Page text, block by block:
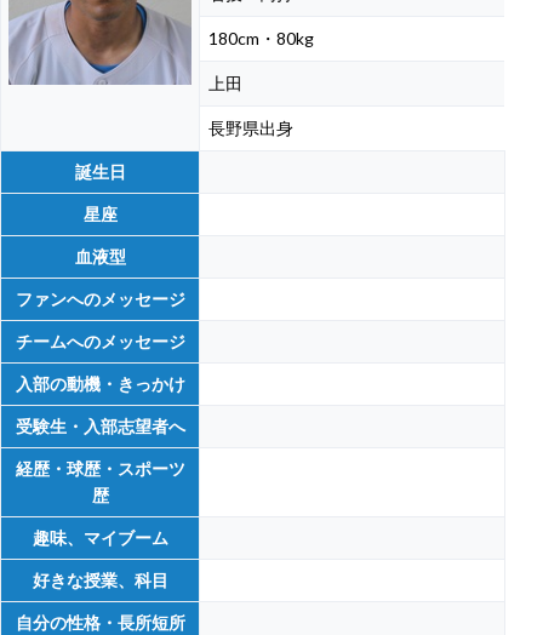
180cm・80kg
上田
長野県出身
誕生日
星座
血液型
ファンへのメッセージ
チームへのメッセージ
入部の動機・きっかけ
受験生・入部志望者へ
経歴・球歴・スポーツ
歴
趣味、マイブーム
好きな授業、科目
自分の性格・長所短所